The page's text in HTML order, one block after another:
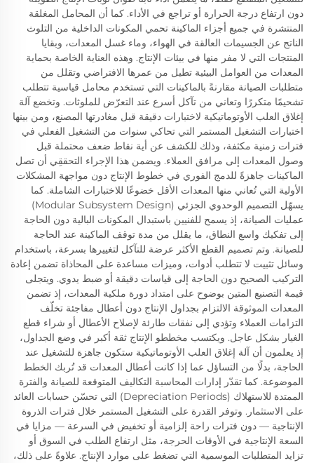
دون ارتفاع درجة الحرارة أو تراجع في الأداء. كما أن المحامل المغلقة
المنتشرة في جميع أجزاء الماكينة تحمي المكونات الداخلية من التلوث
الناتج عن الجسيمات العالقة في الهواء، وماء غسل المعدات، وبقايا
المنتجات التي لا مفر منها في بيئات الإنتاج. وهذه العناية الخاصة بحماية
المعدات من العوامل البيئية تطيل من عمرها الافتراضي وتقلل من
متطلبات الصيانة مقارنةً بالماكينات التي تستخدم محامل قياسية تتطلب
تشحيمًا متكررًا وتعاني من تآكل أسرع عند التعرّض للملوثات. وتخضع آلة
إغلاق العلب الأوتوماتيكية لاختبارات دقيقة قبل مغادرتها المصنع، ومن بينها
اختبارات التشغيل المستمر التي تحاكي سنوات من التشغيل الفعلي في
فترات زمنية مكثفة، وذلك للكشف عن أية نقاط ضعف محتملة قبل
وصول المعدات إلى مرافق العملاء. ويضمن هذا الإجراء التحققِي أن تصل
الماكينات جاهزةً للدمج الفوري في خطوط الإنتاج دون مواجهة المشكلات
الأولية التي تُعاني منها المعدات الأقل خضوعًا للاختبارات الشاملة. كما
يسهّل التصميم الوحدوي الجزئي (Modular Subsystem Design)
عمليات الصيانة، إذ يسمح للفنيين باستبدال المكونات البالية دون الحاجة
إلى تفكيك واسع النطاق، ما يقلل من مدة توقف الماكينة عند الحاجة
للصيانة. وتم تصميم القطع الأكثر عرضة للتآكل لتغييرها بسرعة، باستخدام
وسائل تثبيت لا تتطلب أدوات، وميزات مساعدة على المحاذاة تضمن إعادة
التركيب الصحيح دون الحاجة إلى قياسات دقيقة أو ضبط يدوي. ويتجلى
قيمة التصنيع المتين بوضوح على امتداد دورة ملكية المعدات، إذ تضمن
المعدات الموثوقة الالتزام بجداول الإنتاج دون أعطال مفاجئة تخلّف
التزامات العملاء وتؤدي إلى نفقات طارئة لإصلاح الأعطال أو شراء قطع
الغيار بشكل عاجل. ويكتسب مخططو الإنتاج ثقة أكبر في وضع الجداول،
إذ يعلمون أن آلة إغلاق العلب الأوتوماتيكية ستكون جاهزة للتشغيل عند
الحاجة، بدلًا من التساؤل عما إذا كانت أعطال المعدات قد تُربك الخطط
الموضوعة. كما تقدّر إدارات المحاسبة التكاليف المتوقعة للصيانة والفترة
الممتدة للاستهلاك (Depreciation Periods) التي تحسّن حسابات العائد
على الاستثمار. وتوفر القدرة على التشغيل المستمر خلال فترات الذروة
الإنتاجية — دون فترات راحة إلزامية أو تخفيض في السرعة — مزايا في
السعة الإنتاجية في الأوقات الحرجة، مثل ارتفاع الطلب في السوق أو
تزايد المتطلبات الموسمية التي تضغط على موارد الإنتاج. علاوةً على ذلك،